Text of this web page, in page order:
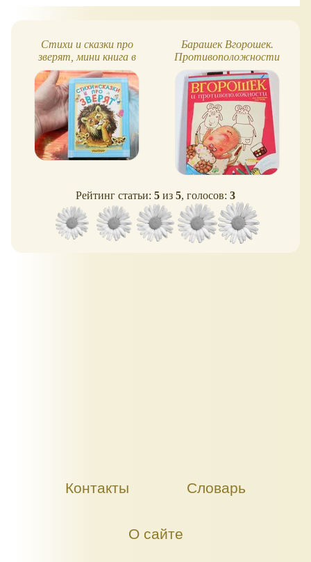
Стихи и сказки про
зверят, мини книга в
твёрдой обложке
Барашек Вгорошек.
Противоположности
Рейтинг статьи: 5 из 5, голосов: 3
Контакты Словарь
О сайте